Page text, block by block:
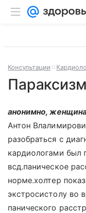
Консультации
анонимно,
Антон
разобраться с
кардиологами был
всд.паническое
норме.холтер
экстросистолу во
панического